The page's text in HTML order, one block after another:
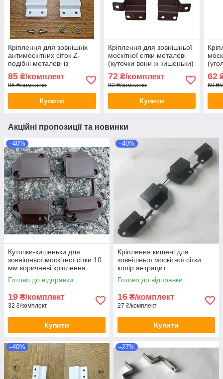
Кріплення для зовнішніх
антимоскітних сіток Z-
подібні металеві із
шурупами колір білий FZ
85 ₴/комплект
95 ₴/комплект
Купити
Кріплення для зовнішньої
москітної сітки металеві
(куточки вони ж кишеньки)
коричневі
72₴/комплект
90 ₴/комплект
Купити
62
69 ₴/
Акційні пропозиції та новинки
–40%
Куточки-кишеньки для
зовнішньої москітної сітки 10
мм коричневі кріплення
рамкової сітки ПВХ вікон
Готово до відправки
19 ₴/комплект
32 ₴/комплект
Купити
–40%
Кріплення кишені для
зовнішньої москітної сітки
колір антрацит
Готово до відправки
16 ₴/комплект
27 ₴/комплект
Купити
–40% –27%